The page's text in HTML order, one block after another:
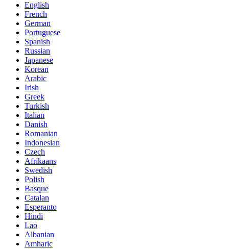
English
French
German
Portuguese
Spanish
Russian
Japanese
Korean
Arabic
Irish
Greek
Turkish
Italian
Danish
Romanian
Indonesian
Czech
Afrikaans
Swedish
Polish
Basque
Catalan
Esperanto
Hindi
Lao
Albanian
Amharic